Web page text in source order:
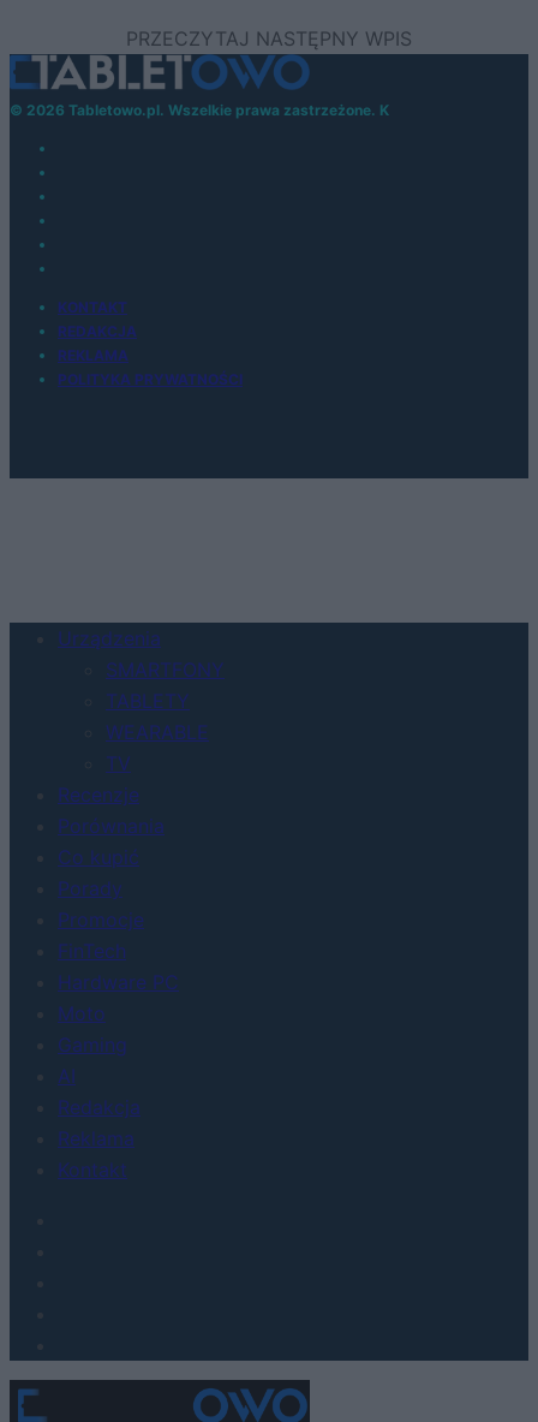
© 2026 Tabletowo.pl. Wszelkie prawa zastrzeżone. K
KONTAKT
REDAKCJA
REKLAMA
POLITYKA PRYWATNOŚCI
Urządzenia
SMARTFONY
TABLETY
WEARABLE
TV
Recenzje
Porównania
Co kupić
Porady
Promocje
FinTech
Hardware PC
Moto
Gaming
AI
Redakcja
Reklama
Kontakt